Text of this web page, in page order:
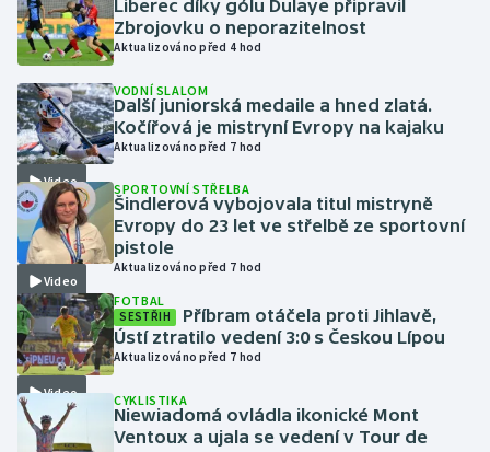
Gymnastika
Házená
Jezdectví
Judo
Krasobruslení
Lezení
Lyže a snowboard
Moderní pětiboj
Liberec díky gólu Dulaye připravil
Zbrojovku o neporazitelnost
Aktualizováno před 4 hod
Video
VODNÍ SLALOM
Další juniorská medaile a hned zlatá.
Kočířová je mistryní Evropy na kajaku
Aktualizováno před 7 hod
Video
SPORTOVNÍ STŘELBA
Šindlerová vybojovala titul mistryně
Evropy do 23 let ve střelbě ze sportovní
pistole
Aktualizováno před 7 hod
Video
FOTBAL
SESTŘIH
Příbram otáčela proti Jihlavě,
Ústí ztratilo vedení 3:0 s Českou Lípou
Aktualizováno před 7 hod
CYKLISTIKA
Niewiadomá ovládla ikonické Mont
Ventoux a ujala se vedení v Tour de